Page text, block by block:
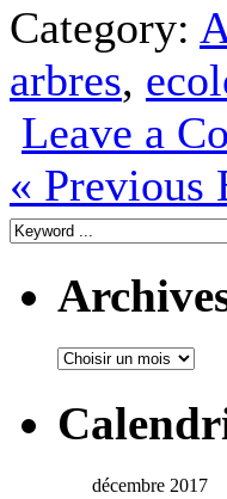
Category:
arbres,
Leave a
« Previous
décembre 2017